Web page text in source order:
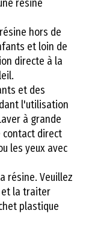
résine
hors de
et loin de
directe à la
et des
l'utilisation
à grande
contact direct
les yeux avec
résine. Veuillez
la traiter
plastique